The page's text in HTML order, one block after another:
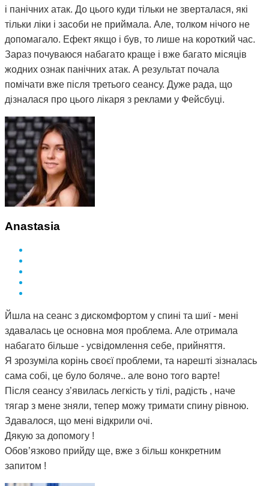
і панічних атак. До цього куди тільки не зверталася, які
тільки ліки і засоби не приймала. Але, толком нічого не
допомагало. Ефект якщо і був, то лише на короткий час.
Зараз почуваюся набагато краще і вже багато місяців
жодних ознак панічних атак. А результат почала
помічати вже після третього сеансу. Дуже рада, що
дізналася про цього лікаря з реклами у Фейсбуці.
Anastasia
Йшла на сеанс з дискомфортом у спині та шиї - мені
здавалась це основна моя проблема. Але отримала
набагато більше - усвідомлення себе, прийняття.
Я зрозуміла корінь своєї проблеми, та нарешті зізналась
сама собі, це було боляче.. але воно того варте!
Після сеансу з’явилась легкість у тілі, радість , наче
тягар з мене зняли, тепер можу тримати спину рівною.
Здавалося, що мені відкрили очі.
Дякую за допомогу !
Обов’язково прийду ще, вже з більш конкретним
запитом !